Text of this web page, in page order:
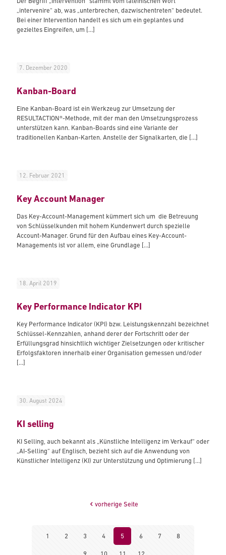
„intervenire“ ab, was „unterbrechen, dazwischentreten“ bedeutet.
Bei einer Intervention handelt es sich um ein geplantes und
gezieltes Eingreifen, um […]
7. Dezember 2020
Kanban-Board
Eine Kanban-Board ist ein Werkzeug zur Umsetzung der
RESULTACTION®-Methode, mit der man den Umsetzungsprozess
unterstützen kann. Kanban-Boards sind eine Variante der
traditionellen Kanban-Karten. Anstelle der Signalkarten, die […]
12. Februar 2021
Key Account Manager
Das Key-Account-Management kümmert sich um die Betreuung
von Schlüsselkunden mit hohem Kundenwert durch spezielle
Account-Manager. Grund für den Aufbau eines Key-Account-
Managements ist vor allem, eine Grundlage […]
18. April 2019
Key Performance Indicator KPI
Key Performance Indicator (KPI) bzw. Leistungskennzahl bezeichnet
Schlüssel-Kennzahlen, anhand derer der Fortschritt oder der
Erfüllungsgrad hinsichtlich wichtiger Zielsetzungen oder kritischer
Erfolgsfaktoren innerhalb einer Organisation gemessen und/oder
[…]
30. August 2024
KI selling
KI Selling, auch bekannt als „Künstliche Intelligenz im Verkauf“ oder
„AI-Selling“ auf Englisch, bezieht sich auf die Anwendung von
Künstlicher Intelligenz (KI) zur Unterstützung und Optimierung […]
vorherige Seite
1 2 3 4 5 6 7 8